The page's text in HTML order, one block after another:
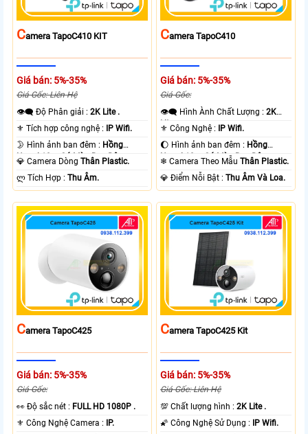
CAmera TapoC410 KIT
Giá bán: 5%-35%
Giá Gốc: Liên Hệ
👁️‍🗨 Độ Phân giải :2K Lite .
⚜️ Tích hợp công nghệ :
IP Wifi.
🌛 Hình ảnh ban đêm : Hồng
Ngoại 10m Có Màu Ban Ðêm.
💎 Camera DòngThân Plastic.
️ლ Tích Hợp :Thu Âm.
CAmera TapoC410
Giá bán: 5%-35%
Giá Gốc:
👁️‍🗨 Hình Ành Chất Lượng :2K
Lite .
⚜️ Công Nghệ :
IP Wifi.
🌔 Hình ảnh ban đêm : Hồng
Ngoại 10m Có Màu Ban Ðêm.
❄ Camera Theo MẫuThân Plastic.
️💎 Điểm Nỗi Bật :Thu Âm Và Loa.
CAmera TapoC425
Giá bán: 5%-35%
Giá Gốc:
️👀 Độ sắc nét : FULL HD 1080P .
⚜️ Công Nghệ Camera :
IP.
CAmera TapoC425 Kit
Giá bán: 5%-35%
Giá Gốc: Liên Hệ
💯 Chất lượng hình :2K Lite .
🌠 Công Nghệ Sử Dụng :
IP Wifi.